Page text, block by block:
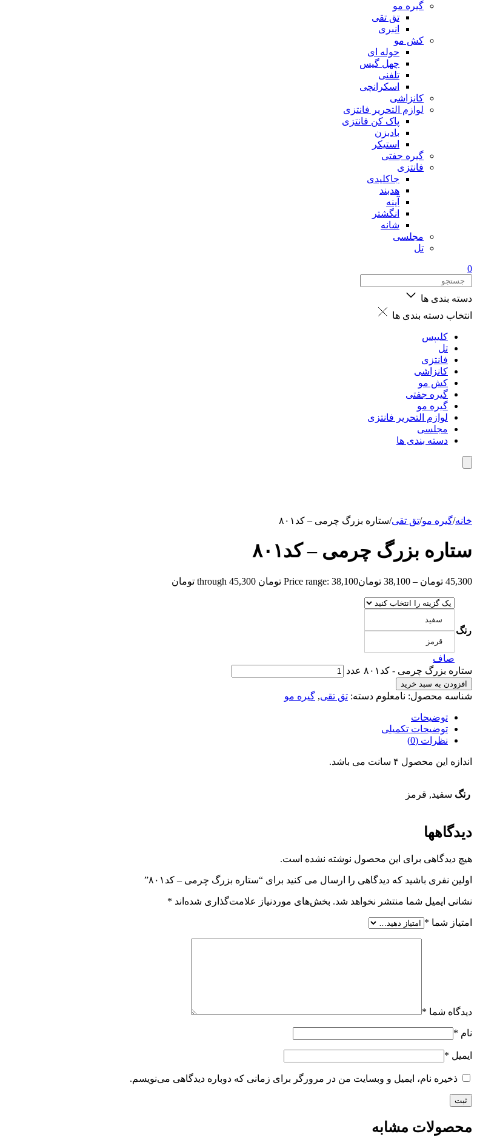
گیره مو
تق تقی
انبری
کش مو
حوله ای
چهل گیس
تلفنی
اسکرانچی
کانزاشی
لوازم التحریر فانتزی
پاک کن فانتزی
بادبزن
استیکر
گیره جفتی
فانتزی
جاکلیدی
هدبند
آینه
انگشتر
شانه
مجلسی
تل
0
دسته بندی ها
انتخاب دسته بندی ها
کلیپس
تل
فانتزی
کانزاشی
کش مو
گیره جفتی
گیره مو
لوازم التحریر فانتزی
مجلسی
دسته بندی ها
خانه/گیره مو/تق تقی/ستاره بزرگ چرمی – کد۸۰۱
ستاره بزرگ چرمی – کد۸۰۱
45,300 تومان –
38,100 تومانPrice range: 38,100 تومان through 45,300 تومان
رنگ
سفید
قرمز
صاف
ستاره بزرگ چرمی - کد۸۰۱ عدد
افزودن به سبد خرید
شناسه محصول: نامعلوم دسته: تق تقی, گیره مو
توضیحات
توضیحات تکمیلی
نظرات (0)
اندازه این محصول ۴ سانت می باشد.
رنگ سفید, قرمز
دیدگاهها
هیچ دیدگاهی برای این محصول نوشته نشده است.
اولین نفری باشید که دیدگاهی را ارسال می کنید برای “ستاره بزرگ چرمی – کد۸۰۱”
نشانی ایمیل شما منتشر نخواهد شد. بخش‌های موردنیاز علامت‌گذاری شده‌اند *
امتیاز شما *
دیدگاه شما *
نام *
ایمیل *
ذخیره نام، ایمیل و وبسایت من در مرورگر برای زمانی که دوباره دیدگاهی می‌نویسم.
محصولات مشابه